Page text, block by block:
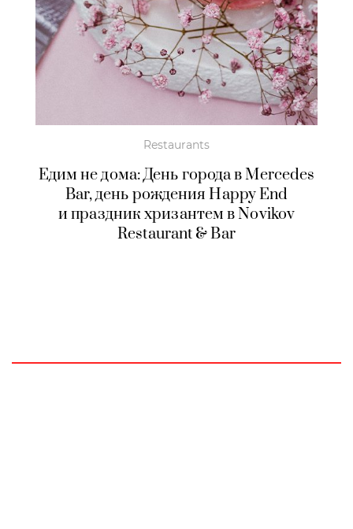
Restaurants
Едим не дома: День города в Mercedes
Bar, день рождения Happy End
и праздник хризантем в Novikov
Restaurant & Bar